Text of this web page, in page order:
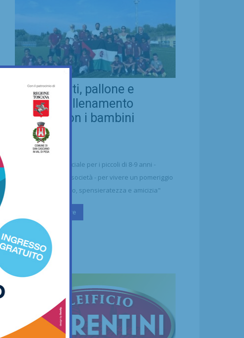
Real Chianti, pallone e
bellezza: allenamento
insieme con i bambini
Saharawi
Calcio 21/07/2026
"Un'occasione speciale per i piccoli di 8-9 anni -
sottolineano dalla società - per vivere un pomeriggio
di puro divertimento, spensieratezza e amicizia"
Continua a leggere